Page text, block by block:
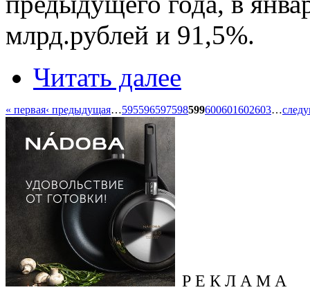
млрд.рублей и 91,5%.
Читать далее
« первая‹ предыдущая…595596597598599600601602603…
Р Е К Л А М А